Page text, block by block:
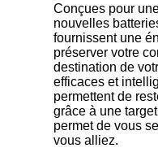
Conçues pour
nouvelles
fournissent une
préserver votre
destination de
efficaces et
permettent de
grâce à une
permet de vous
vous alliez.